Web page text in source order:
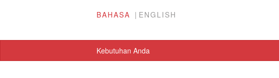
BAHASA ENGLISH
Kebutuhan Anda